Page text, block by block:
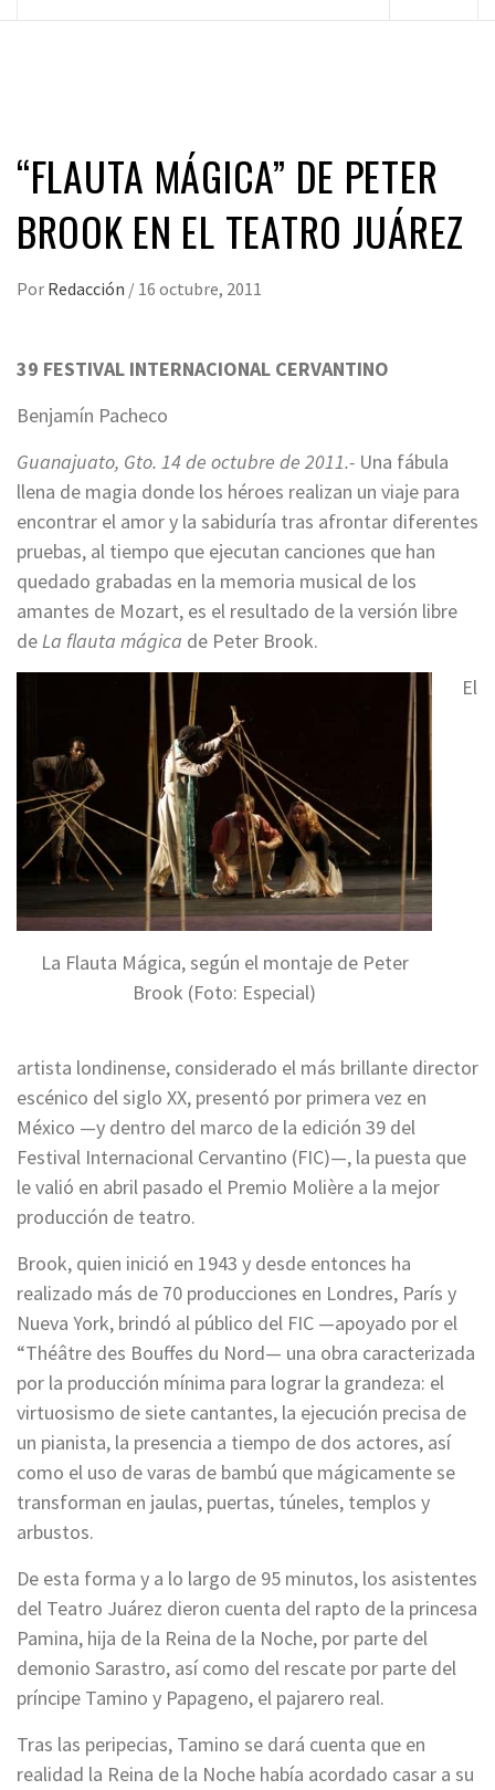
“FLAUTA MÁGICA” DE PETER
BROOK EN EL TEATRO JUÁREZ
Por Redacción / 16 octubre, 2011
39 FESTIVAL INTERNACIONAL CERVANTINO
Benjamín Pacheco
Guanajuato, Gto. 14 de octubre de 2011.- Una fábula
llena de magia donde los héroes realizan un viaje para
encontrar el amor y la sabiduría tras afrontar diferentes
pruebas, al tiempo que ejecutan canciones que han
quedado grabadas en la memoria musical de los
amantes de Mozart, es el resultado de la versión libre
deLa flauta mágica de Peter Brook.
La Flauta Mágica, según el montaje de Peter
Brook (Foto: Especial)
El
artista londinense, considerado el más brillante director
escénico del siglo XX, presentó por primera vez en
México —y dentro del marco de la edición 39 del
Festival Internacional Cervantino (FIC)—, la puesta que
le valió en abril pasado el Premio Molière a la mejor
producción de teatro.
Brook, quien inició en 1943 y desde entonces ha
realizado más de 70 producciones en Londres, París y
Nueva York, brindó al público del FIC —apoyado por el
“Théâtre des Bouffes du Nord— una obra caracterizada
por la producción mínima para lograr la grandeza: el
virtuosismo de siete cantantes, la ejecución precisa de
un pianista, la presencia a tiempo de dos actores, así
como el uso de varas de bambú que mágicamente se
transforman en jaulas, puertas, túneles, templos y
arbustos.
De esta forma y a lo largo de 95 minutos, los asistentes
del Teatro Juárez dieron cuenta del rapto de la princesa
Pamina, hija de la Reina de la Noche, por parte del
demonio Sarastro, así como del rescate por parte del
príncipe Tamino y Papageno, el pajarero real.
Tras las peripecias, Tamino se dará cuenta que en
realidad la Reina de la Noche había acordado casar a su